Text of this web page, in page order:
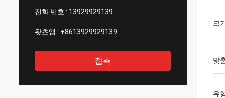
전화 번호 : 13929929139
왓츠앱 : +8613929929139
접촉
크
맞
유